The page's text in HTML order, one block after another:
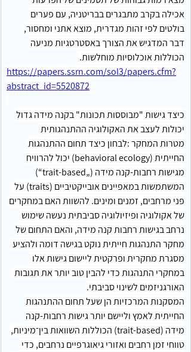
אכילה בקרב מתבגרים בבריטניה, עם פערים
בולטים לפי זהות מגדרית, מוצא אתני ומחסור,
דבר המדגיש את הצורך באסטרטגיות מניעה
הכוללות אוכלוסיות מוחלשות.
https://papers.ssrn.com/sol3/papers.cfm?
abstract_id=5520872
כיצד גישות "מבוססות תכונות" בקנה מידה גדול
יכולות לעצב את האקולוגיה ההתנהגותית
מטרות המחקר :לבחון כיצד תחום ההתנהגות
החייתית (behavioral ecology) יכול להרוויח
מגישות רחבות‑קנה מידה („trait‑based“)
המשתמשות במאפיינים אובייקטיביים (traits) על
פני מרחבים, זמנים ומינים. להשוות האם במחקרים
של אקולוגיה ופיזיולוגיה סביבתית נעשה שימוש
נרחב בגישות רחבות קנה מידה, והאם התחום של
מחקר התנהגות חייתית נוקט בגישה דומה ולהציע
מסגרת מחקרית ופרקטית ליישום גישות אלו
במחקרי התנהגות כדי להבין טוב יותר את תגובות
האורגניזמים לשינוי סביבתי.
המסקנות המרכזיות הן שעל תחום ההתנהגות
החייתית לאמץ וליישם יותר גישות רחבות‑קנה
מידה (trait‑based) הכוללות השוואות בין־מיניות,
טווחי זמן רחבים ואזורי גיאוגרפיים נרחבים, כדי